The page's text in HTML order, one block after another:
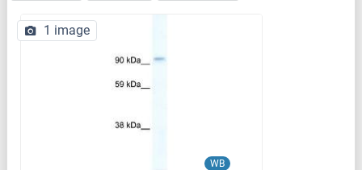
WB
1 image